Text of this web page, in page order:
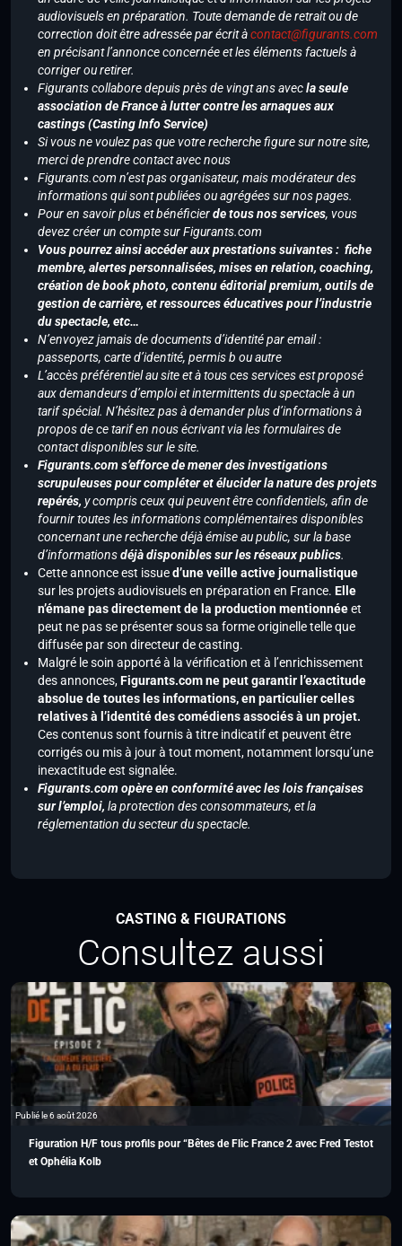
audiovisuels en préparation. Toute demande de retrait ou de
correction doit être adressée par écrit àcontact@figurants.com
en précisant l’annonce concernée et les éléments factuels à
corriger ou retirer.
Figurants collabore depuis près de vingt ans avecla seule
association de France à lutter contre les arnaques aux
castings (Casting Info Service)
Si vous ne voulez pas que votre recherche figure sur notre site,
merci de prendre contact avec nous
Figurants.com n’est pas organisateur, mais modérateur des
informations qui sont publiées ou agrégées sur nos pages.
Pour en savoir plus et bénéficierde tous nos services, vous
devez créer un compte sur Figurants.com
Vous pourrez ainsi accéder aux prestations suivantes : fiche
membre, alertes personnalisées, mises en relation, coaching,
création de book photo, contenu éditorial premium, outils de
gestion de carrière, et ressources éducatives pour l’industrie
du spectacle, etc…
N’envoyez jamais de documents d’identité par email :
passeports, carte d’identité, permis b ou autre
L’accès préférentiel au site et à tous ces services est proposé
aux demandeurs d’emploi et intermittents du spectacle à un
tarif spécial. N’hésitez pas à demander plus d’informations à
propos de ce tarif en nous écrivant via les formulaires de
contact disponibles sur le site.
Figurants.com s’efforce de mener des investigations
scrupuleuses pour compléter et élucider la nature des projets
repérés, y compris ceux qui peuvent être confidentiels, afin de
fournir toutes les informations complémentaires disponibles
concernant une recherche déjà émise au public, sur la base
d’informationsdéjà disponibles sur les réseaux publics.
Cette annonce est issued’une veille active journalistique
sur les projets audiovisuels en préparation en France. Elle
n’émane pas directement de la production mentionnéeet
peut ne pas se présenter sous sa forme originelle telle que
diffusée par son directeur de casting.
Malgré le soin apporté à la vérification et à l’enrichissement
des annonces,Figurants.com ne peut garantir l’exactitude
absolue de toutes les informations, en particulier celles
relatives à l’identité des comédiens associés à un projet.
Ces contenus sont fournis à titre indicatif et peuvent être
corrigés ou mis à jour à tout moment, notamment lorsqu’une
inexactitude est signalée.
Figurants.com opère en conformité avec les lois françaises
sur l’emploi, la protection des consommateurs, et la
réglementation du secteur du spectacle.
CASTING & FIGURATIONS
Consultez aussi
Publié le 6 août 2026
Figuration H/F tous profils pour “Bêtes de Flic France 2 avec Fred Testot
et Ophélia Kolb